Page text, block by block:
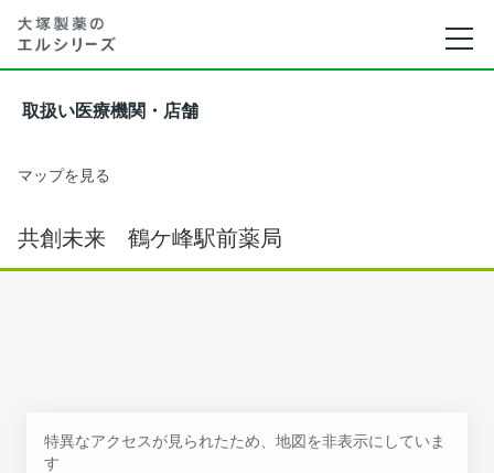
取扱い医療機関・店舗
マップを見る
共創未来 鶴ケ峰駅前薬局
特異なアクセスが見られたため、地図を非表示にしていま
す